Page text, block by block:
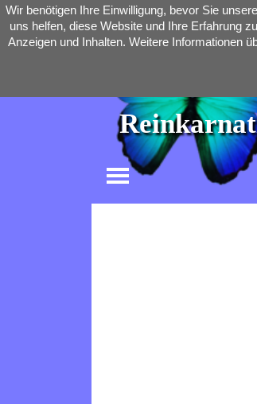
Wir benötigen Ihre Einwilligung, bevor Sie
uns helfen, diese Website und Ihre Erfahrung
Anzeigen und Inhalten. Weitere Informationen
Direkt zum Seiteninhalt
Menü überspringen